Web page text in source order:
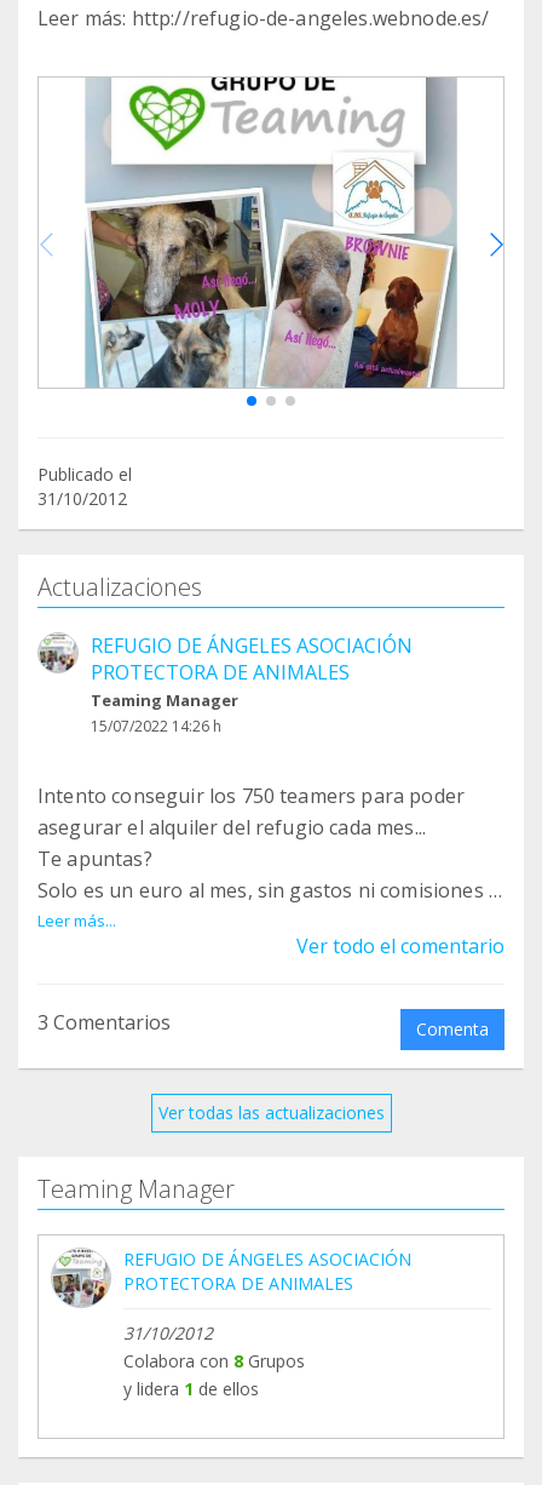
Leer más: http://refugio-de-angeles.webnode.es/
Publicado el
31/10/2012
Actualizaciones
REFUGIO DE ÁNGELES ASOCIACIÓN
PROTECTORA DE ANIMALES
Teaming Manager
15/07/2022 14:26 h
Intento conseguir los 750 teamers para poder
asegurar el alquiler del refugio cada mes...
Te apuntas?
Solo es un euro al mes, sin gastos ni comisiones y
100% fiable.
Puedes apuntarte en el siguiente enlace:
- AYUDA CON 1 EURO en TEAMING!:
y convence a un amigo o familiar también de
hacerlo... estaremos cerca de conseguir asegurar
el alquiler mensual.
Leer más...
Ver todo el comentario
3 Comentarios Comenta
Ver todas las actualizaciones
Teaming Manager
REFUGIO DE ÁNGELES ASOCIACIÓN
PROTECTORA DE ANIMALES
31/10/2012
Colabora con 8 Grupos
y lidera 1 de ellos